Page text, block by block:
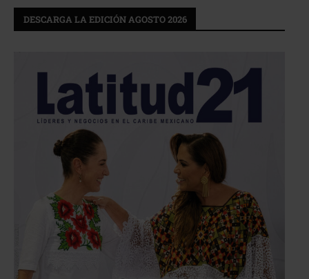
DESCARGA LA EDICIÓN AGOSTO 2026